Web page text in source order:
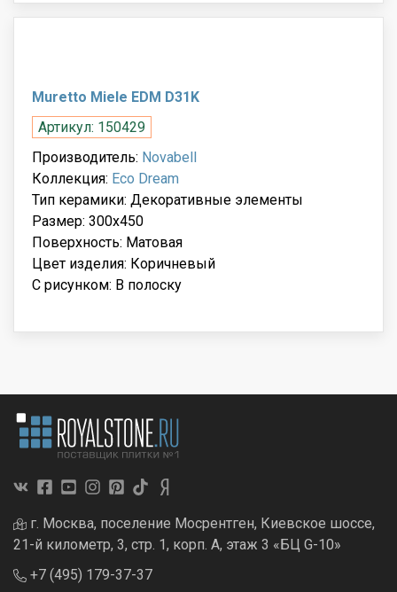
Muretto Miele EDM D31K
Артикул: 150429
Производитель: Novabell
Коллекция: Eco Dream
Тип керамики: Декоративные элементы
Размер: 300x450
Поверхность: Матовая
Цвет изделия: Коричневый
С рисунком: В полоску
г. Москва, поселение Мосрентген, Киевское шоссе,
21-й километр, 3, стр. 1, корп. А, этаж 3 «БЦ G-10»
+7 (495) 179-37-37